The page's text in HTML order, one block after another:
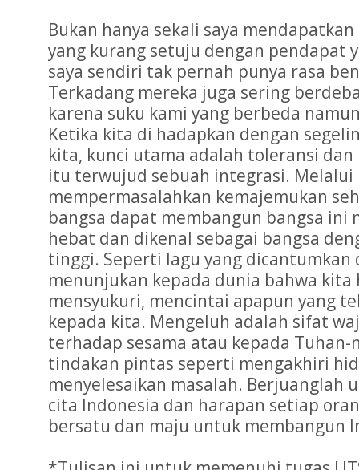
Bukan hanya sekali saya
yang kurang setuju dengan pendapat
saya sendiri tak pernah punya rasa
Terkadang mereka juga sering
karena suku kami yang berbeda
Ketika kita di hadapkan dengan
kita, kunci utama adalah toleransi
itu terwujud sebuah integrasi.
mempermasalahkan kemajemukan
bangsa dapat membangun bangsa ini
hebat dan dikenal sebagai bangsa
tinggi. Seperti lagu yang
menunjukan kepada dunia bahwa
mensyukuri, mencintai apapun yang
kepada kita. Mengeluh adalah sifat
terhadap sesama atau kepada
tindakan pintas seperti mengakhiri
menyelesaikan masalah. Berjuanglah
cita Indonesia dan harapan setiap
bersatu dan maju untuk membangun